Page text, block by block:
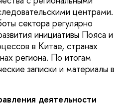
центрами.
сектора регулярно
инициативы Пояса и
в Китае, странах
региона. По итогам
записки и материалы в
деятельности